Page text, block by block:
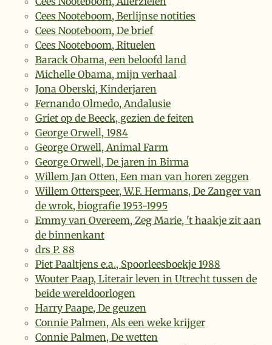
Cees Nooteboom, Berlijnse notities
Cees Nooteboom, De brief
Cees Nooteboom, Rituelen
Barack Obama, een beloofd land
Michelle Obama, mijn verhaal
Jona Oberski, Kinderjaren
Fernando Olmedo, Andalusie
Griet op de Beeck, gezien de feiten
George Orwell, 1984
George Orwell, Animal Farm
George Orwell, De jaren in Birma
Willem Jan Otten, Een man van horen zeggen
Willem Otterspeer, W.F. Hermans, De Zanger van
de wrok, biografie 1953-1995
Emmy van Overeem, Zeg Marie, 't haakje zit aan
de binnenkant
drs P. 88
Piet Paaltjens e.a., Spoorleesboekje 1988
Wouter Paap, Literair leven in Utrecht tussen de
beide wereldoorlogen
Harry Paape, De geuzen
Connie Palmen, Als een weke krijger
Connie Palmen, De wetten